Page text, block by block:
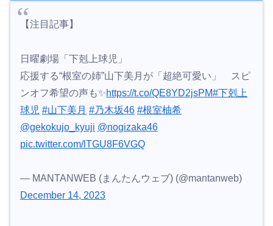
【注目記事】
日曜劇場「下剋上球児」
応援する“根室の姉”山下美月が「超絶可愛い」 スピ
ンオフ希望の声も✨https://t.co/QE8YD2jsPM#下剋上
球児 #山下美月 #乃木坂46 #根室柚希
@gekokujo_kyuji @nogizaka46
pic.twitter.com/lTGU8F6VGQ
— MANTANWEB (まんたんウェブ) (@mantanweb)
December 14, 2023